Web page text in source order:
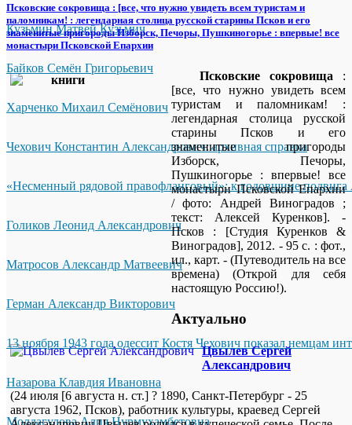
Кузьмин Матвей Кузьмич
Байков Семён Григорьевич
Харченко Михаил Семёнович
Чехович Константин Александрович: архивная справка
«Несменный рядовой правофланговый»: к годовщине подвига
Голиков Леонид Александрович
Матросов Александр Матвеевич
Герман Александр Викторович
13 ноября 1943 года одессит Костя Чехович показал немцам
Назарова Клавдия Ивановна
Молдагулова Алия Нурмухамбетовна
Псковские сокровища : [все, что нужно увидеть всем туристам и
паломникам! : легендарная столица русской старины Псков и его
знаменитые пригороды Изборск, Печоры, Пушкиногорье : впервые! все
монастыри Псковской Епархии
Псковские сокровища :
[все, что нужно увидеть всем
туристам и паломникам! :
легендарная столица русской
старины Псков и его
знаменитые пригороды
Изборск, Печоры,
Пушкиногорье : впервые! все
монастыри Псковской Епархии
/ фото: Андрей Виноградов ;
текст: Алексей Куренков]. -
Псков : [Студия Куренков &
Виноградов], 2012. - 95 с. : фот.,
ил., карт. - (Путеводитель на все
времена) (Открой для себя
настоящую Россию!).
Актуально
Цвылев Сергей
Александрович
(24 июля [6 августа н. ст.] ? 1890, Санкт-Петербург - 25
августа 1962, Псков), работник культуры, краевед Сергей